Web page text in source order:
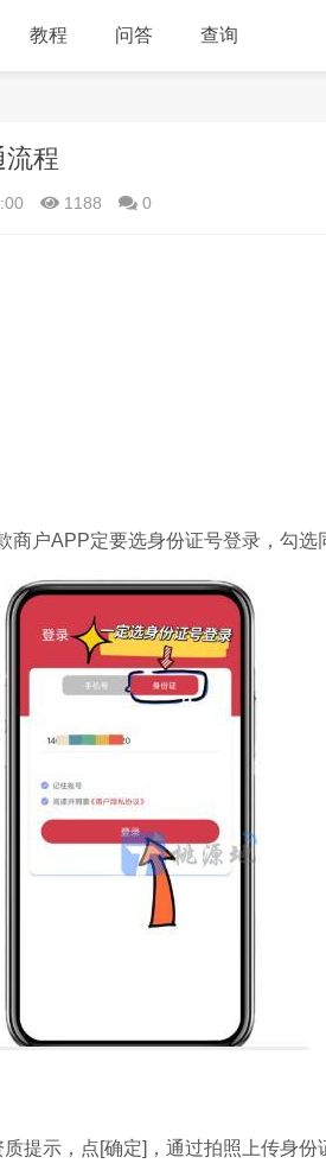
教程 问答 查询
流程
1188 0
户APP定要选身份证号登录，勾选
提示，点[确定]，通过拍照上传身